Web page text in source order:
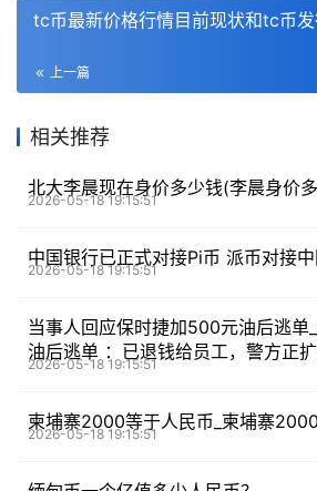
tc币最新价格行情目前现状和tc币
上一篇
相关推荐
北大李晨现在身价多少钱(李晨身价
2026-05-18 19:15:51
中国银行已正式对接Pi币 派币对接
2026-05-18 19:15:51
当事人回应保时捷加500元油后逃单
油后逃单 ：已退钱给员工，警方正
2026-05-18 19:15:51
柬埔寨2000等于人民币_柬埔寨
2026-05-18 19:15:51